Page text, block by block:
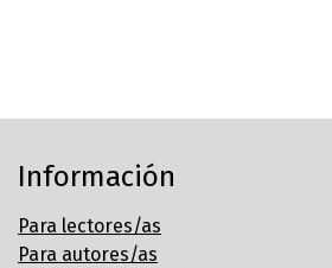
Información
Para lectores/as
Para autores/as